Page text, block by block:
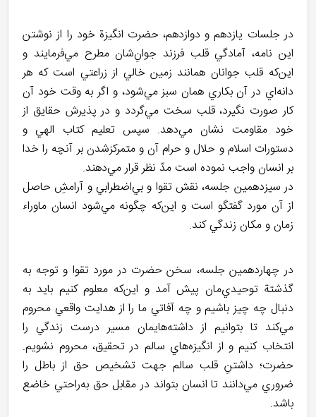
در جلسات يازدهم و دوازدهم، حضرت انگيزة خود را از نوشتن
اين نامه، آمادگي قلب فرزند جوانِ‌شان مطرح مي‌فرمايند و
اين‌که قلب جوانان همانند زمين خالي از زراعتي است که هر
دانه‌اي در آن بکاري همان سبز مي‌شود، و اگر به وقت خود آن
کار صورت نگيرد، قلب سخت مي‌گردد و در پذيرش حقايق از
خود مقاومت نشان مي‌دهد. سپس تعليم کتاب الهي و
دستورات اسلام و حلال و حرام آن و متمرکزشدن بر آنچه را خدا
بر انسان واجب نموده است مدّ نظر قرار مي‌دهند.
در سيزدهمين جلسه، نقش تقوا و بي‌اضطرابي و آرامشِ حاصل
از آن مورد گفتگو است و اين‌که چگونه مي‌شود انسان ماوراء
زمان و مکان زندگي کند.
در چهاردهمين جلسه، سخن حضرت در مورد تقوا و توجه به
گذشتة توحيدي‌مان پيش آمد و اين‌که معلوم کنيم بايد به
دنبال چه چيز باشيم و چه آفاتي ما را از هدايت واقعي محروم
مي‌کند تا بتوانيم از داشته‌هايمان مسير درست زندگي را
انتخاب کنيم و از انگيزه‌هاي سالم در تحقيق، محروم نشويم.
حضرت؛ داشتنِ قلب سالم جهت تشخيص حق از باطل را
ضروري مي‌دانند تا انسان بتواند در مقابل حق به‌راحتي خاضع
باشد.